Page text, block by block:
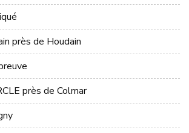
près de Houdain
près de Colmar